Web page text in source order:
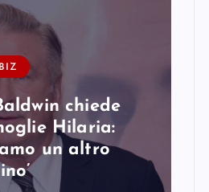
chiede
Hilaria:
un altro